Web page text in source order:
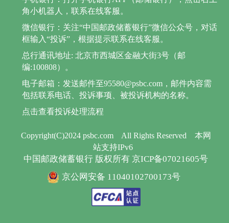
Copyright(C)2024 psbc.com All Rights Reserved
本网
站支持IPv6
中国邮政储蓄银行 版权所有 京ICP备07021605号
京公网安备 11040102700173号
角小机器人，联系在线客服。
微信银行：关注“中国邮政储蓄银行”微信公众号，对话
框输入“投诉”，根据提示联系在线客服。
总行通讯地址: 北京市西城区金融大街3号（邮
编:100808）。
电子邮箱：发送邮件至95580@psbc.com，邮件内容需
包括联系电话、投诉事项、被投诉机构的名称。
点击查看投诉处理流程